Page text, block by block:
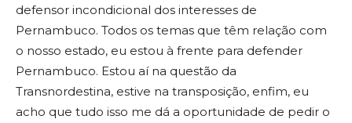
defensor incondicional dos interesses de
Pernambuco. Todos os temas que têm relação com
o nosso estado, eu estou à frente para defender
Pernambuco. Estou aí na questão da
Transnordestina, estive na transposição, enfim, eu
acho que tudo isso me dá a oportunidade de pedir o